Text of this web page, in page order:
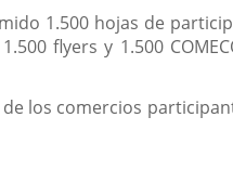
1.500 hojas de
flyers y 1.500
los comercios